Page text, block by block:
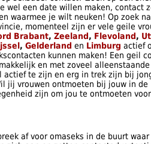
wel een date willen maken, contact
waarmee je wilt neuken! Op zoek
momenteel zijn er vele geile
Brabant, Zeeland, Flevoland,
, Gelderland en Limburg actief
kunnen maken! Een geil
en met zoveel
actief te zijn en erg in trek zijn bij
jij vrouwen ontmoeten bij jouw in de
zijn om jou te ontmoeten
af voor omaseks in de buurt